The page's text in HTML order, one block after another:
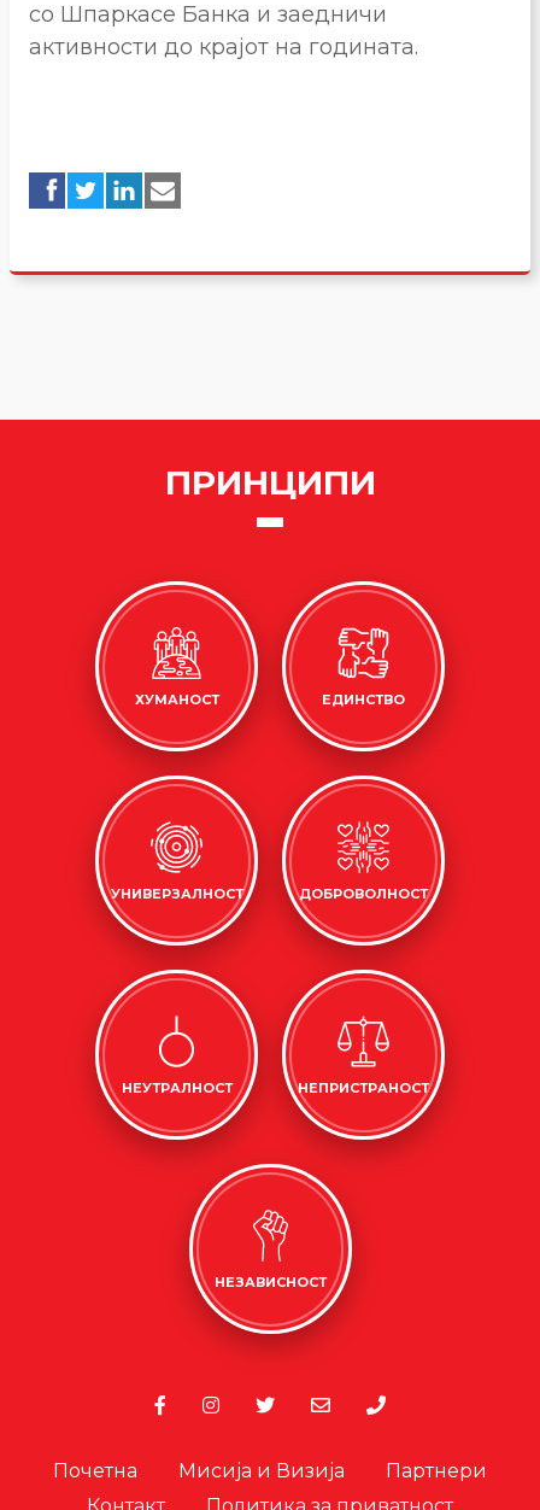
со Шпаркасе Банка и заедничи
активности до крајот на годината.
ПРИНЦИПИ
ХУМАНОСТ ЕДИНСТВО
УНИВЕРЗАЛНОСТ ДОБРОВОЛНОСТ
НЕУТРАЛНОСТ НЕПРИСТРАНОСТ
НЕЗАВИСНОСТ
Почетна Мисија и Визија
Партнери